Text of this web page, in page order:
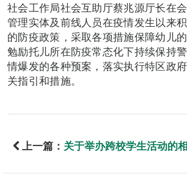
社会工作局社会互助厅蔡兆源厅长在
管理实体及前线人员在疫情发生以来
的防疫政策，采取各项措施保障幼儿
勉励托儿所在防疫常态化下持续保持
情爆发的各种预案，落实执行特区政
关指引和措施。
上一篇： 关于举办跨校学生活动的